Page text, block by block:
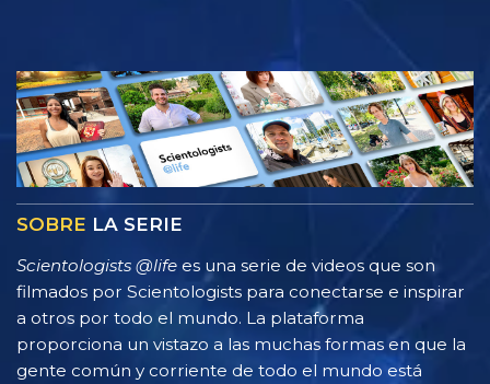
SOBRE LA SERIE
Scientologists @life es una serie de videos que son
filmados por Scientologists para conectarse e inspirar
a otros por todo el mundo. La plataforma
proporciona un vistazo a las muchas formas en que la
gente común y corriente de todo el mundo está